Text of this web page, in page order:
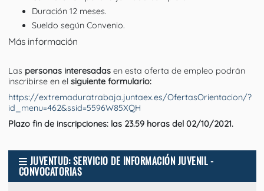
Duración 12 meses.
Sueldo según Convenio.
Más información
Las personas interesadasen esta oferta de empleo podrán
inscribirse en el siguiente formulario:
https://extremaduratrabaja.juntaex.es/OfertasOrientacion/?
id_menu=462&ssid=5596W85XQH
Plazo fin de inscripciones: las 23.59 horas del 02/10/2021.
JUVENTUD: SERVICIO DE INFORMACIÓN JUVENIL -
CONVOCATORIAS